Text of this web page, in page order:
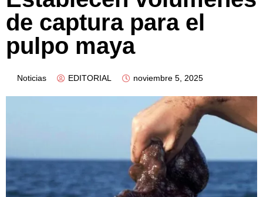
de captura para el
pulpo maya
Noticias EDITORIAL noviembre 5, 2025